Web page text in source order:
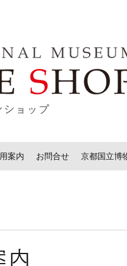
案内 お問合せ 京都国立博
内